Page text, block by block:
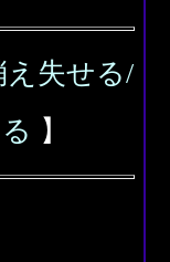
え失せる/
】